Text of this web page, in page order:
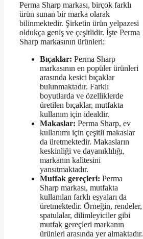
Perma Sharp markası, birçok farklı
ürün sunan bir marka olarak
bilinmektedir. Şirketin ürün yelpazesi
oldukça geniş ve çeşitlidir. İşte Perma
Sharp markasının ürünleri:
Bıçaklar: Perma Sharp
markasının en popüler ürünleri
arasında kesici bıçaklar
bulunmaktadır. Farklı
boyutlarda ve özelliklerde
üretilen bıçaklar, mutfakta
kullanım için idealdir.
Makaslar: Perma Sharp, ev
kullanımı için çeşitli makaslar
da üretmektedir. Makasların
keskinliği ve dayanıklılığı,
markanın kalitesini
yansıtmaktadır.
Mutfak gereçleri: Perma
Sharp markası, mutfakta
kullanılan farklı eşyaları da
üretmektedir. Örneğin, rendeler,
spatulalar, dilimleyiciler gibi
mutfak gereçleri markanın
ürünleri arasında yer almaktadır.